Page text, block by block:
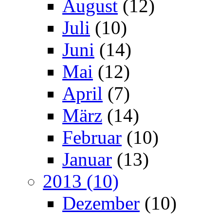
August (12)
Juli (10)
Juni (14)
Mai (12)
April (7)
März (14)
Februar (10)
Januar (13)
2013 (10)
Dezember (10)